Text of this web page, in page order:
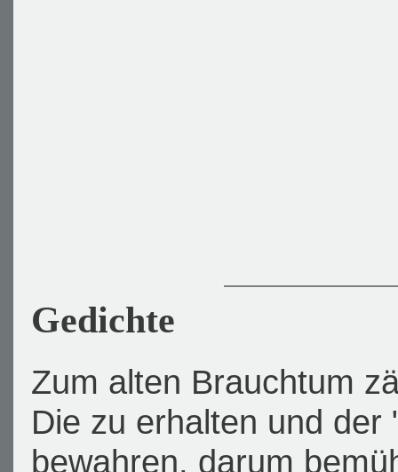
Gedichte
Zum alten Brauchtum
Die zu erhalten und
bewahren, darum